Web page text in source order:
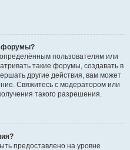
форумы?
пользователям или
такие форумы, создавать в
другие действия, вам может
Свяжитесь с модератором или
такого разрешения.
предоставлено на уровне